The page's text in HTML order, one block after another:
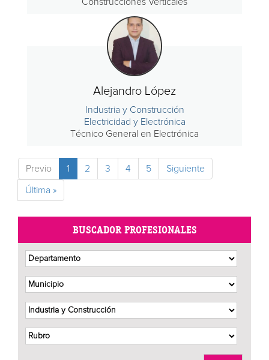
Alejandro López
Industria y Construcción
Electricidad y Electrónica
Técnico General en Electrónica
Previo 1 2 3 4 5 Siguiente
Última »
BUSCADOR PROFESIONALES